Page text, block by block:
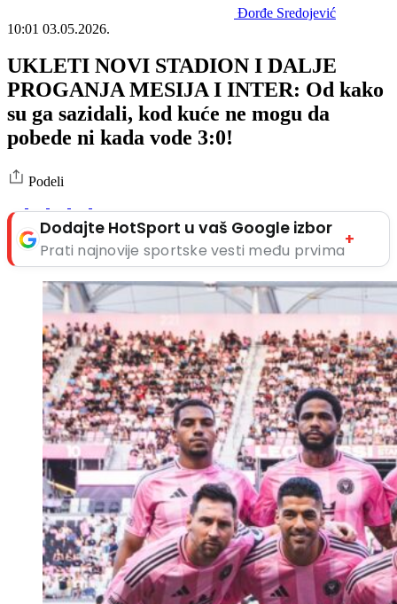
Đorđe Sredojević
10:01 03.05.2026.
UKLETI NOVI STADION I DALJE
PROGANJA MESIJA I INTER: Od kako
su ga sazidali, kod kuće ne mogu da
pobede ni kada vode 3:0!
Podeli
Dodajte HotSport u vaš Google izbor
Prati najnovije sportske vesti među prvima
+